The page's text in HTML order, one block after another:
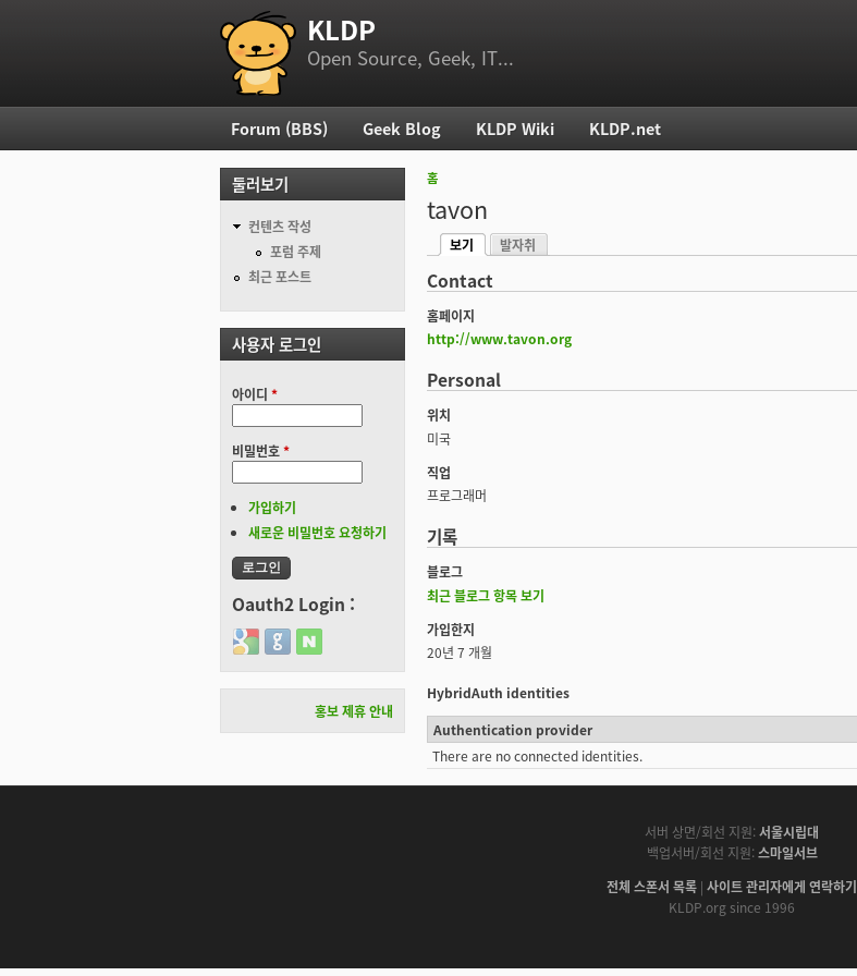
부 메뉴 KLDP
Open Source, Geek, IT...
현재 위치
홈
tavon
기본탭
보기
발자취
Contact
홈페이지
http://www.tavon.org
Personal
위치
미국
직업
프로그래머
기록
블로그
최근 블로그 항목 보기
가입한지
20년 7 개월
HybridAuth identities
Authentication provider
There are no connected identities.
주 메뉴
Forum (BBS) Geek Blog KLDP Wiki KLDP.net
둘러보기
컨텐츠 작성
포럼 주제
최근 포스트
사용자 로그인
아이디 *
비밀번호*
가입하기
새로운 비밀번호 요청하기
Oauth2 Login :
Login with Google
Login with GitHub
Login with Naver
홍보 제휴 안내
서버 상면/회선 지원: 서울시립대
백업서버/회선 지원: 스마일서브
전체 스폰서 목록 | 사이트 관리자에게 연락하기
KLDP.org since 1996